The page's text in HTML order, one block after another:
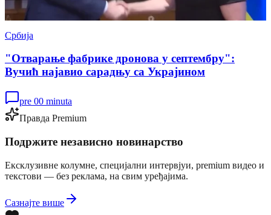
Србија
"Отварање фабрике дронова у септембру":
Вучић најавио сарадњу са Украјином
pre 00 minuta
Правда Premium
Подржите независно новинарство
Ексклузивне колумне, специјални интервјуи, premium видео и
текстови — без реклама, на свим уређајима.
Сазнајте више